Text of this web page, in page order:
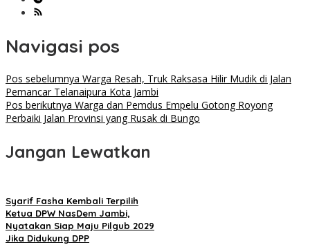
Navigasi pos
Pos sebelumnya Warga Resah, Truk Raksasa Hilir Mudik di Jalan
Pemancar Telanaipura Kota Jambi
Pos berikutnya Warga dan Pemdus Empelu Gotong Royong
Perbaiki Jalan Provinsi yang Rusak di Bungo
Jangan Lewatkan
Syarif Fasha Kembali Terpilih
Ketua DPW NasDem Jambi,
Nyatakan Siap Maju Pilgub 2029
Jika Didukung DPP